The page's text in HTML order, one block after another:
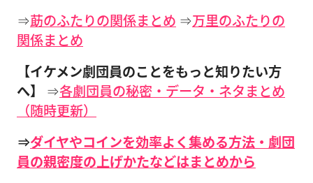
⇒莇のふたりの関係まとめ ⇒万里のふたりの
関係まとめ
【イケメン劇団員のことをもっと知りたい方
へ】
⇒各劇団員の秘密・データ・ネタまとめ
（随時更新）
⇒ダイヤやコインを効率よく集める方法・劇団
員の親密度の上げかたなどはまとめから